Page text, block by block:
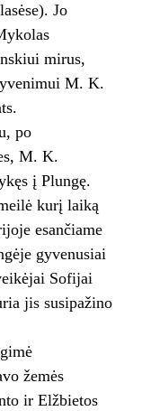
Jo
mirus,
M. K.
po
M. K.
į Plungę.
kurį laiką
esančiame
gyvenusiai
Sofijai
jis susipažino
žemės
ir Elžbietos